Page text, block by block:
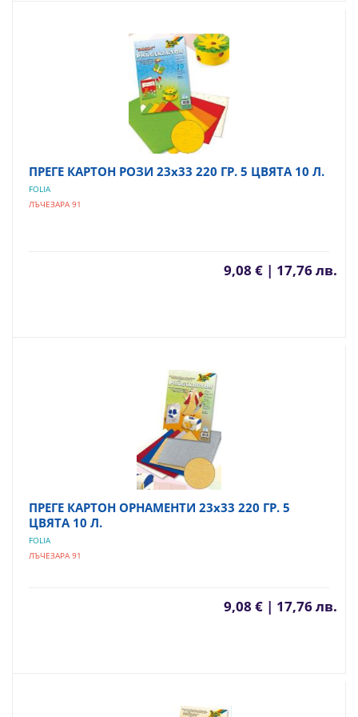
ПРЕГЕ КАРТОН РОЗИ 23х33 220 ГР. 5 ЦВЯТА 10 Л.
FOLIA
ЛЪЧЕЗАРА 91
9,08 € | 17,76 лв.
ПРЕГЕ КАРТОН ОРНАМЕНТИ 23х33 220 ГР. 5
ЦВЯТА 10 Л.
FOLIA
ЛЪЧЕЗАРА 91
9,08 € | 17,76 лв.